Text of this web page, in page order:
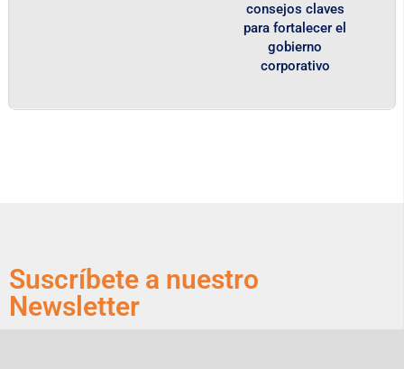
consejos claves
para fortalecer el
gobierno
corporativo
Suscríbete a nuestro
Newsletter